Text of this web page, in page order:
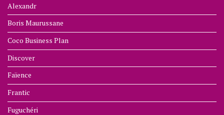
Alexandr
Boris Maurussane
Coco Business Plan
Discover
Faïence
Frantic
Fuguchéri